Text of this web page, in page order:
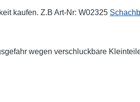
kaufen. Z.B Art-Nr: W02325
wegen verschluckbare